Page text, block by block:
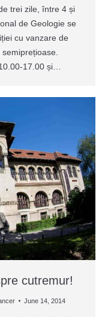
trei zile, între 4 și
de Geologie se
cu vanzare de
17.00 și…
cutremur!
June 14, 2014